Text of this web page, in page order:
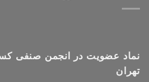
نماد عضویت در انجمن صنفی
تهران